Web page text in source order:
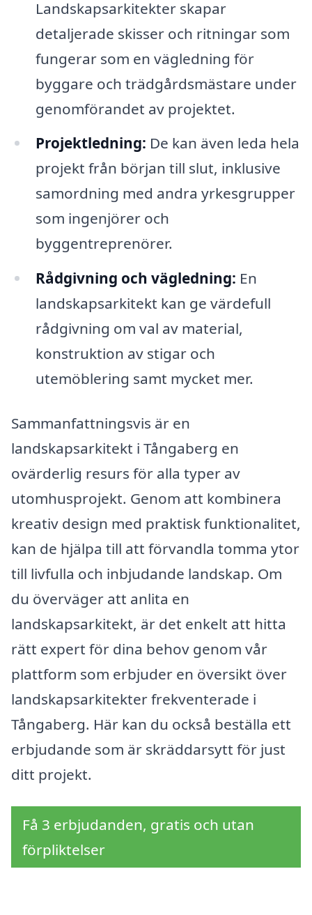
Landskapsarkitekter skapar
detaljerade skisser och ritningar som
fungerar som en vägledning för
byggare och trädgårdsmästare under
genomförandet av projektet.
Projektledning: De kan även leda hela
projekt från början till slut, inklusive
samordning med andra yrkesgrupper
som ingenjörer och
byggentreprenörer.
Rådgivning och vägledning: En
landskapsarkitekt kan ge värdefull
rådgivning om val av material,
konstruktion av stigar och
utemöblering samt mycket mer.
Sammanfattningsvis är en
landskapsarkitekt i Tångaberg en
ovärderlig resurs för alla typer av
utomhusprojekt. Genom att kombinera
kreativ design med praktisk funktionalitet,
kan de hjälpa till att förvandla tomma ytor
till livfulla och inbjudande landskap. Om
du överväger att anlita en
landskapsarkitekt, är det enkelt att hitta
rätt expert för dina behov genom vår
plattform som erbjuder en översikt över
landskapsarkitekter frekventerade i
Tångaberg. Här kan du också beställa ett
erbjudande som är skräddarsytt för just
ditt projekt.
Få 3 erbjudanden, gratis och utan
förpliktelser